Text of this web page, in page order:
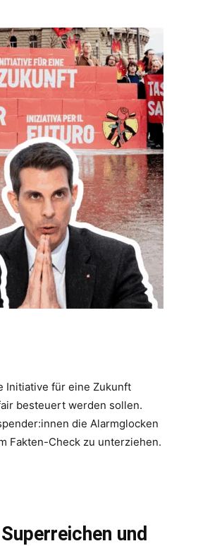
Initiative für eine Zukunft
besteuert werden sollen.
die Alarmglocken
Fakten-Check zu unterziehen.
und